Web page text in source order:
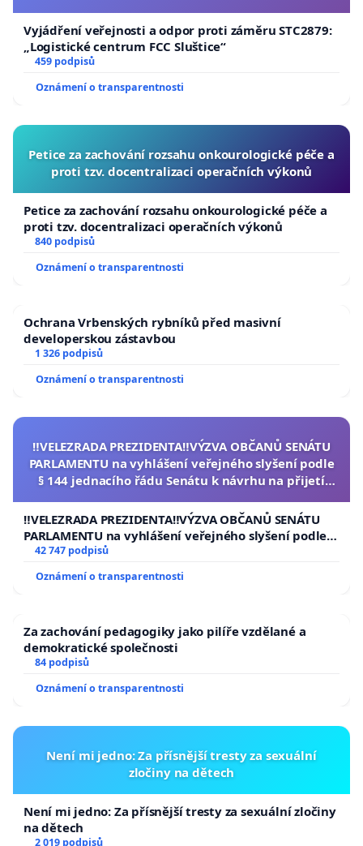
Vyjádření veřejnosti a odpor proti záměru STC2879:
„Logistické centrum FCC Sluštice“
459 podpisů
Oznámení o transparentnosti
Petice za zachování rozsahu onkourologické péče a
proti tzv. docentralizaci operačních výkonů
Petice za zachování rozsahu onkourologické péče a
proti tzv. docentralizaci operačních výkonů
840 podpisů
Oznámení o transparentnosti
Ochrana Vrbenských rybníků před masivní
developerskou zástavbou
1 326 podpisů
Oznámení o transparentnosti
‼️VELEZRADA PREZIDENTA‼️VÝZVA OBČANŮ SENÁTU
PARLAMENTU na vyhlášení veřejného slyšení podle
§ 144 jednacího řádu Senátu k návrhu na přijetí
republiky
‼️VELEZRADA PREZIDENTA‼️VÝZVA OBČANŮ SENÁTU
PARLAMENTU na vyhlášení veřejného slyšení podle §
144 jednacího řádu Senátu k návrhu na přijetí
republiky
42 747 podpisů
Oznámení o transparentnosti
Za zachování pedagogiky jako pilíře vzdělané a
demokratické společnosti
84 podpisů
Oznámení o transparentnosti
Není mi jedno: Za přísnější tresty za sexuální
zločiny na dětech
Není mi jedno: Za přísnější tresty za sexuální zločiny
na dětech
2 019 podpisů